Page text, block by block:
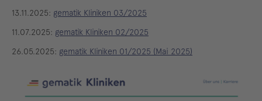
13.11.2025: gematik Kliniken 03/2025
11.07.2025: gematik Kliniken 02/2025
26.05.2025: gematik Kliniken 01/2025 (Mai 2025)